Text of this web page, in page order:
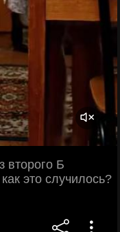
второго Б
это случилось?